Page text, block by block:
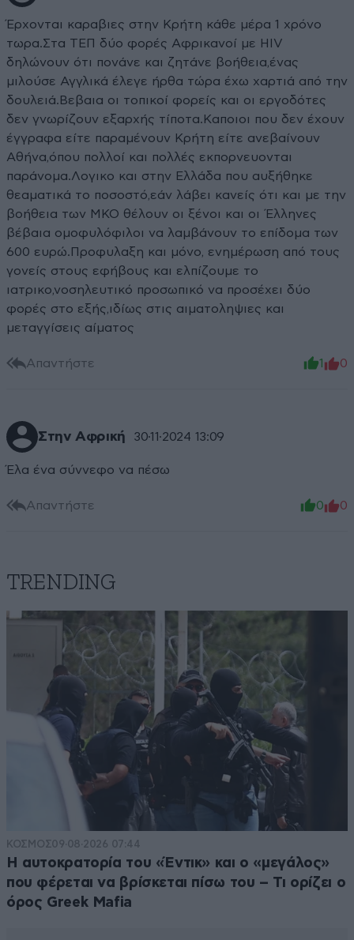
Έρχονται καραβιες στην Κρήτη κάθε μέρα 1 χρόνο
τωρα.Στα ΤΕΠ δύο φορές Αφρικανοί με HIV
δηλώνουν ότι πονάνε και ζητάνε βοήθεια,ένας
μιλούσε Αγγλικά έλεγε ήρθα τώρα έχω χαρτιά από την
δουλειά.Βεβαια οι τοπικοί φορείς και οι εργοδότες
δεν γνωρίζουν εξαρχής τίποτα.Καποιοι που δεν έχουν
έγγραφα είτε παραμένουν Κρήτη είτε ανεβαίνουν
Αθήνα,όπου πολλοί και πολλές εκπορνευονται
παράνομα.Λογικο και στην Ελλάδα που αυξήθηκε
θεαματικά το ποσοστό,εάν λάβει κανείς ότι και με την
βοήθεια των ΜΚΟ θέλουν οι ξένοι και οι Έλληνες
βέβαια ομοφυλόφιλοι να λαμβάνουν το επίδομα των
600 ευρώ.Προφυλαξη και μόνο, ενημέρωση από τους
γονείς στους εφήβους και ελπίζουμε το
ιατρικο,νοσηλευτικό προσωπικό να προσέχει δύο
φορές στο εξής,ιδίως στις αιματοληψιες και
μεταγγίσεις αίματος
Απαντήστε 1 0
Στην Αφρική 30·11·2024 13:09
Έλα ένα σύννεφο να πέσω
Απαντήστε 0 0
TRENDING
ΚΟΣΜΟΣ09·08·2026 07:44
Η αυτοκρατορία του «Έντικ» και ο «μεγάλος»
που φέρεται να βρίσκεται πίσω του – Τι ορίζει ο
όρος Greek Mafia